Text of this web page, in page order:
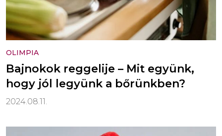
OLIMPIA
Bajnokok reggelije – Mit együnk,
hogy jól legyünk a bőrünkben?
2024.08.11.